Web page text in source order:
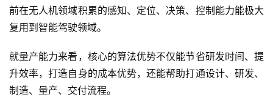
前在无人机领域积累的感知、定位、决策、控制能力能极大
复用到智能驾驶领域。
就量产能力来看，核心的算法优势不仅能节省研发时间、提
升效率，打造自身的成本优势，还能帮助打通设计、研发、
制造、量产、交付流程。